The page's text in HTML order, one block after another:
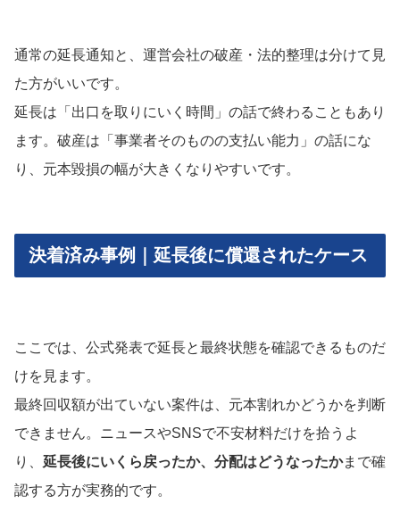
通常の延長通知と、運営会社の破産・法的整理は分けて見
た方がいいです。
延長は「出口を取りにいく時間」の話で終わることもあり
ます。破産は「事業者そのものの支払い能力」の話にな
り、元本毀損の幅が大きくなりやすいです。
決着済み事例｜延長後に償還されたケース
ここでは、公式発表で延長と最終状態を確認できるものだ
けを見ます。
最終回収額が出ていない案件は、元本割れかどうかを判断
できません。ニュースやSNSで不安材料だけを拾うよ
り、 延長後にいくら戻ったか、分配はどうなったかまで確
認する方が実務的です。